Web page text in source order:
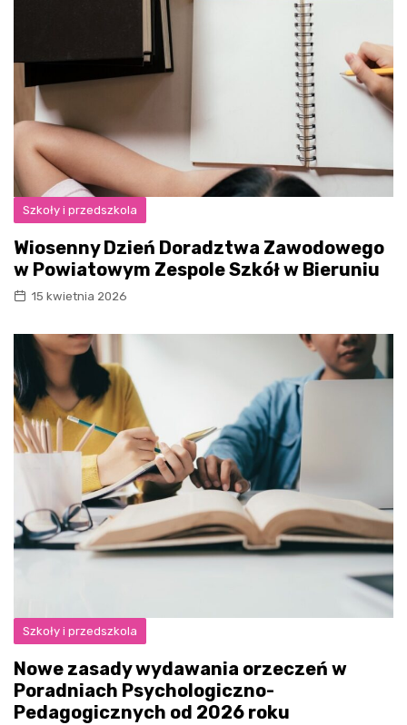
Szkoły i przedszkola
Wiosenny Dzień Doradztwa Zawodowego
w Powiatowym Zespole Szkół w Bieruniu
15 kwietnia 2026
Szkoły i przedszkola
Nowe zasady wydawania orzeczeń w
Poradniach Psychologiczno-
Pedagogicznych od 2026 roku